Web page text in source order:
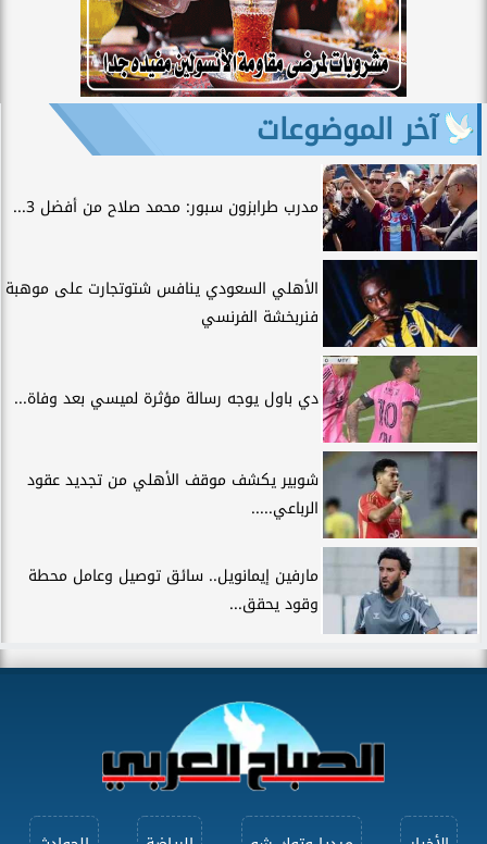
آخر الموضوعات
مدرب طرابزون سبور: محمد صلاح من أفضل 3...
الأهلي السعودي ينافس شتوتجارت على موهبة
فنربخشة الفرنسي
دي باول يوجه رسالة مؤثرة لميسي بعد وفاة...
شوبير يكشف موقف الأهلي من تجديد عقود
الرباعي.....
مارفين إيمانويل.. سائق توصيل وعامل محطة
وقود يحقق...